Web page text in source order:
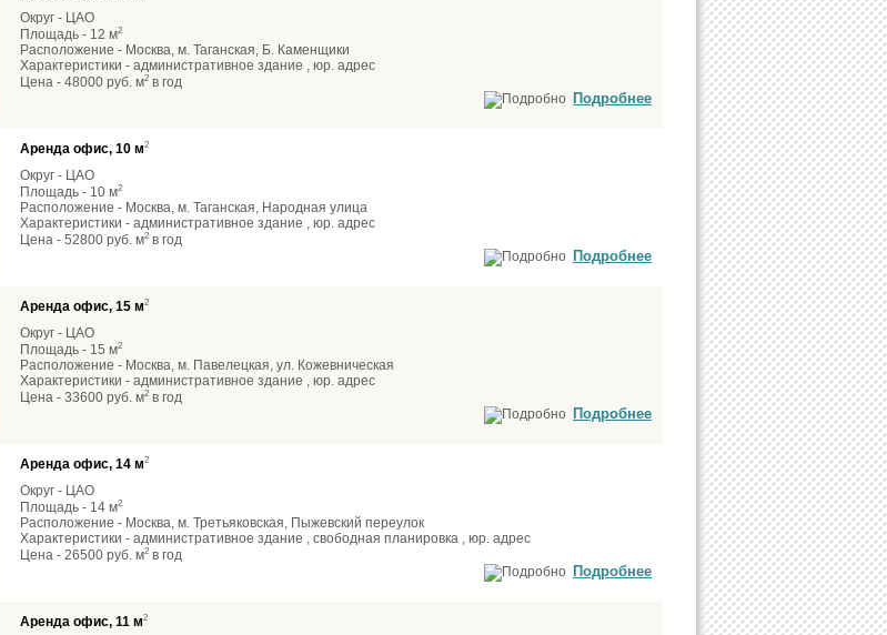
Округ - ЦАО
Площадь - 12 м2
Расположение - Москва, м. Таганская, Б. Каменщики
Характеристики - административное здание , юр. адрес
Цена - 48000 руб. м2 в год
Подробнее
Аренда офис, 10 м2
Округ - ЦАО
Площадь - 10 м2
Расположение - Москва, м. Таганская, Народная улица
Характеристики - административное здание , юр. адрес
Цена - 52800 руб. м2 в год
Подробнее
Аренда офис, 15 м2
Округ - ЦАО
Площадь - 15 м2
Расположение - Москва, м. Павелецкая, ул. Кожевническая
Характеристики - административное здание , юр. адрес
Цена - 33600 руб. м2 в год
Подробнее
Аренда офис, 14 м2
Округ - ЦАО
Площадь - 14 м2
Расположение - Москва, м. Третьяковская, Пыжевский переулок
Характеристики - административное здание , свободная планировка , юр. адрес
Цена - 26500 руб. м2 в год
Подробнее
Аренда офис, 11 м2